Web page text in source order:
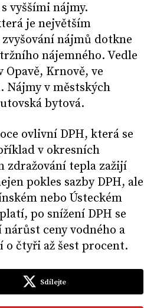
vyššími nájmy.
je největším
nájmů dotkne
nájemného. Vedle
Krnově, ve
Nájmy v městských
bytová.
ovlivní DPH, která se
v okresních
zdražování tepla zažijí
pokles sazby DPH, ale
nebo Ústeckém
po snížení DPH se
ceny vodného a
o čtyři až šest procent.
Sdílejte